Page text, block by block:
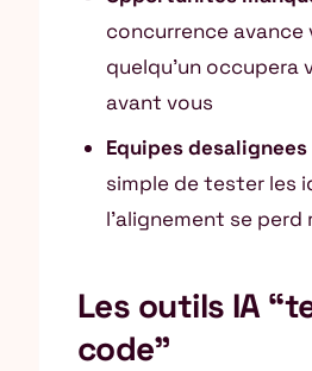
concurrence avance
quelqu’un occupera
avant vous
Equipes desalignees
simple de tester les
l’alignement se
Les outils IA
code”